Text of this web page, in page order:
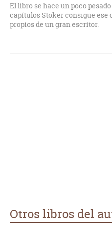
El final OLVIDABLE en extremo.
El libro se hace un poco
capítulos Stoker consigue
propios de un gran escritor.
Otros libros del